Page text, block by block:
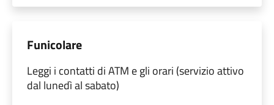
Funicolare
Leggi i contatti di ATM e gli orari (servizio attivo
dal lunedì al sabato)